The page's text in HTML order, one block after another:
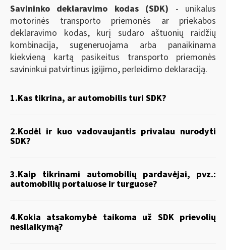
Savininko deklaravimo kodas (SDK) - unikalus
motorinės transporto priemonės ar priekabos
deklaravimo kodas, kurį sudaro aštuonių raidžių
kombinacija, sugeneruojama arba panaikinama
kiekvieną kartą pasikeitus transporto priemonės
savininkui patvirtinus įgijimo, perleidimo deklaraciją.
1.Kas tikrina, ar automobilis turi SDK?
2.Kodėl ir kuo vadovaujantis privalau nurodyti
SDK?
3.Kaip tikrinami automobilių pardavėjai, pvz.:
automobilių portaluose ir turguose?
4.Kokia atsakomybė taikoma už SDK prievolių
nesilaikymą?